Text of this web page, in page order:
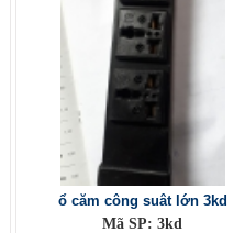
ổ căm công suât lớn 3kd
Mã SP: 3kd